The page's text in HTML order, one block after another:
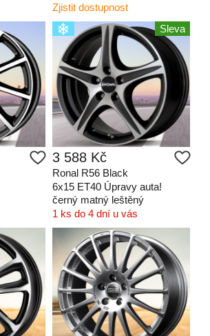
Zjistit dostupnost
Sleva
3 588 Kč
Ronal R56 Black
6x15 ET40 Úpravy auta!
černý matný leštěný
1 ks do 4 dní u vás